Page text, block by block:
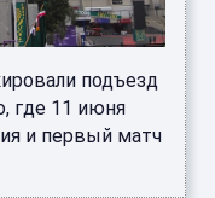
подъезд
где 11 июня
и первый матч